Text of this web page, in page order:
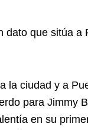
dato que sitúa a
la ciudad y a
para Jimmy
en su